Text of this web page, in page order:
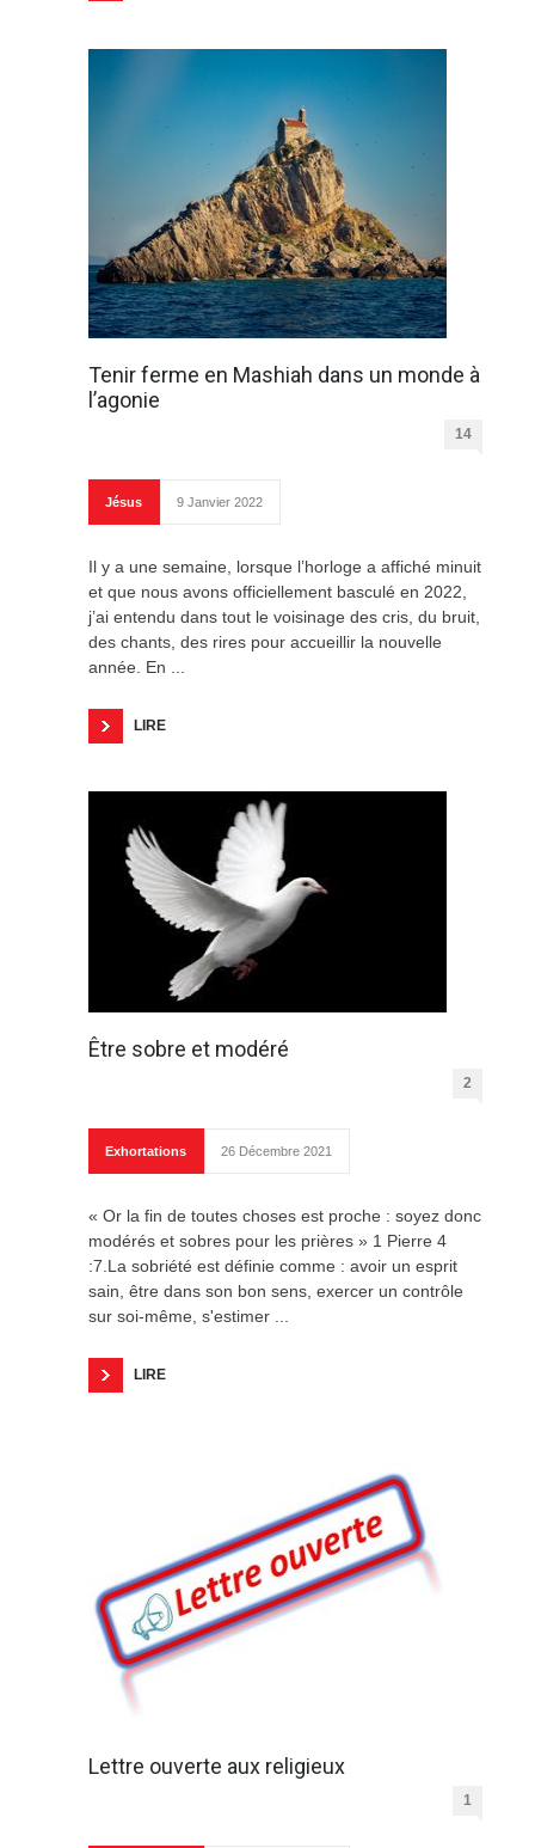
Tenir ferme en Mashiah dans un monde à
l’agonie
14
Jésus 9 Janvier 2022
Il y a une semaine, lorsque l’horloge a affiché minuit
et que nous avons officiellement basculé en 2022,
j’ai entendu dans tout le voisinage des cris, du bruit,
des chants, des rires pour accueillir la nouvelle
année. En ...
LIRE
Être sobre et modéré
2
Exhortations 26 Décembre 2021
« Or la fin de toutes choses est proche : soyez donc
modérés et sobres pour les prières » 1 Pierre 4
:7.La sobriété est définie comme : avoir un esprit
sain, être dans son bon sens, exercer un contrôle
sur soi-même, s'estimer ...
LIRE
Lettre ouverte aux religieux
1